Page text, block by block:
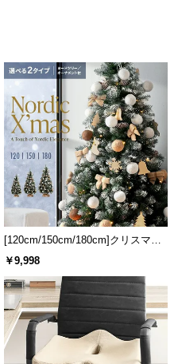
[120cm/150cm/180cm]クリスマス
ツリー オーナメント付
￥9,998